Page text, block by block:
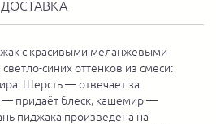
ДОСТАВКА
с красивыми меланжевыми
синих оттенков из смеси:
Шерсть — отвечает за
придаёт блеск, кашемир —
пиджака произведена на